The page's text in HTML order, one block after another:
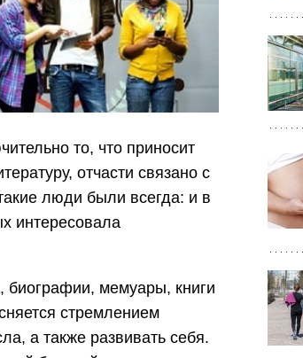
то, что приносит
отчасти связано с
люди были всегда: и в
интересовала
биографии, мемуары, книги
стремлением
а также развивать себя.